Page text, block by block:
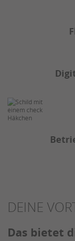
DEINE
Das bietet